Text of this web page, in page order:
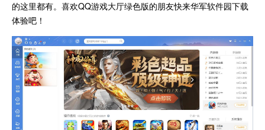
的这里都有。喜欢QQ游戏大厅绿色版的朋友快来华军软件园下载
体验吧！